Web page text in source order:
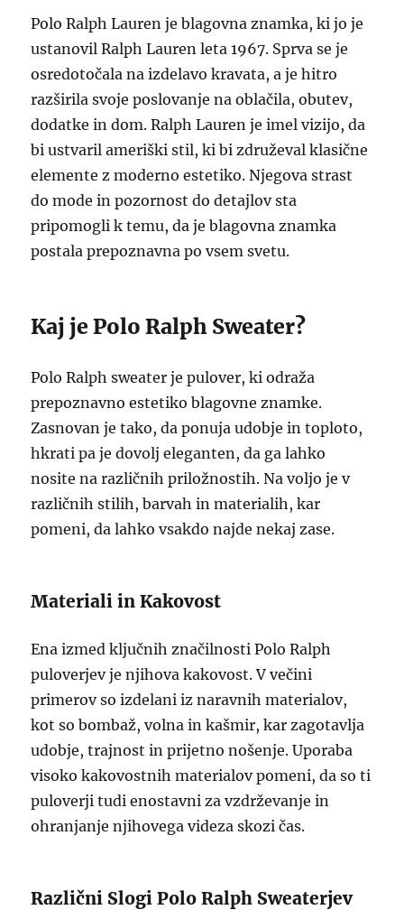
Polo Ralph Lauren je blagovna znamka, ki jo je
ustanovil Ralph Lauren leta 1967. Sprva se je
osredotočala na izdelavo kravata, a je hitro
razširila svoje poslovanje na oblačila, obutev,
dodatke in dom. Ralph Lauren je imel vizijo, da
bi ustvaril ameriški stil, ki bi združeval klasične
elemente z moderno estetiko. Njegova strast
do mode in pozornost do detajlov sta
pripomogli k temu, da je blagovna znamka
postala prepoznavna po vsem svetu.
Kaj je Polo Ralph Sweater?
Polo Ralph sweater je pulover, ki odraža
prepoznavno estetiko blagovne znamke.
Zasnovan je tako, da ponuja udobje in toploto,
hkrati pa je dovolj eleganten, da ga lahko
nosite na različnih priložnostih. Na voljo je v
različnih stilih, barvah in materialih, kar
pomeni, da lahko vsakdo najde nekaj zase.
Materiali in Kakovost
Ena izmed ključnih značilnosti Polo Ralph
puloverjev je njihova kakovost. V večini
primerov so izdelani iz naravnih materialov,
kot so bombaž, volna in kašmir, kar zagotavlja
udobje, trajnost in prijetno nošenje. Uporaba
visoko kakovostnih materialov pomeni, da so ti
puloverji tudi enostavni za vzdrževanje in
ohranjanje njihovega videza skozi čas.
Različni Slogi Polo Ralph Sweaterjev